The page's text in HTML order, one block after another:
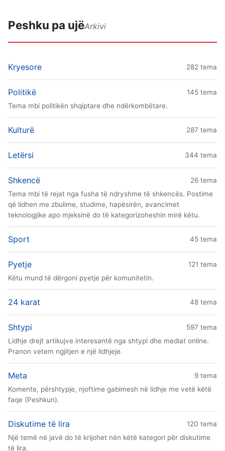
Peshku pa ujëArkivi
Kryesore 282 tema
Politikë
145 tema
Tema mbi politikën shqiptare dhe ndërkombëtare.
Kulturë 287 tema
Letërsi 344 tema
Shkencë
26 tema
Tema mbi të rejat nga fusha të ndryshme të shkencës. Postime
që lidhen me zbulime, studime, hapësirën, avancimet
teknologjike apo mjeksinë do të kategorizoheshin mirë këtu.
Sport 45 tema
Pyetje
121 tema
Këtu mund të dërgoni pyetje për komunitetin.
24 karat 48 tema
Shtypi
597 tema
Lidhje drejt artikujve interesantë nga shtypi dhe mediat online.
Pranon vetem ngjitjen e një lidhjeje.
Meta
9 tema
Komente, përshtypje, njoftime gabimesh në lidhje me vetë këtë
faqe (Peshkun).
Diskutime të lira
120 tema
Një temë në javë do të krijohet nën këtë kategori për diskutime
të lira.